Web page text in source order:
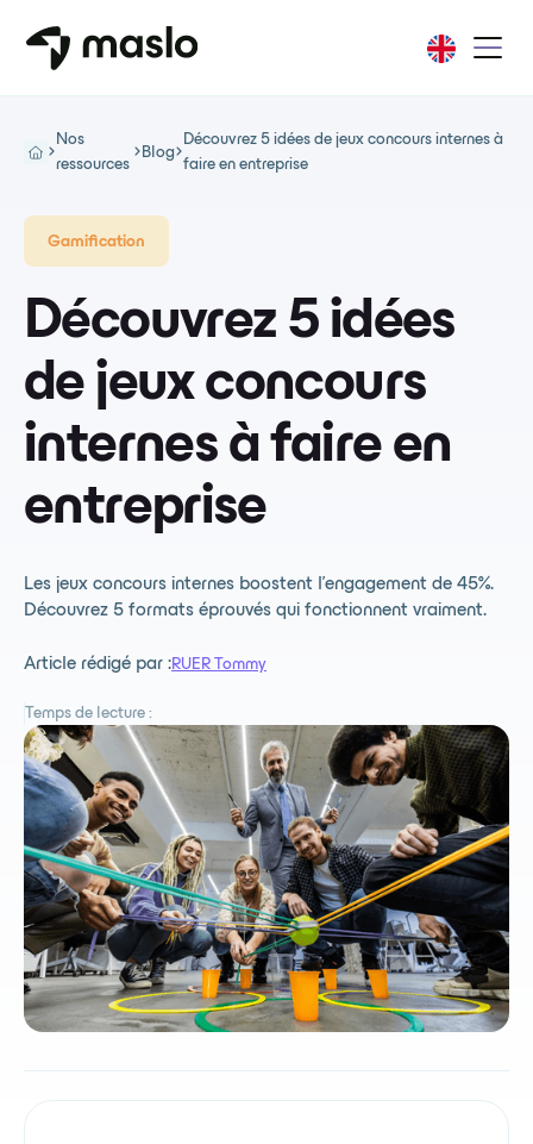
Nos
ressources
Blog
Découvrez 5 idées de jeux concours internes à
faire en entreprise
Gamification
Découvrez 5 idées
de jeux concours
internes à faire en
entreprise
Les jeux concours internes boostent l'engagement de 45%.
Découvrez 5 formats éprouvés qui fonctionnent vraiment.
Article rédigé par :RUER Tommy
Temps de lecture :